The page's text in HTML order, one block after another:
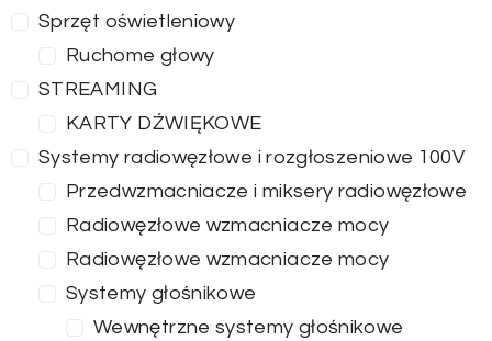
Sprzęt oświetleniowy
Ruchome głowy
STREAMING
KARTY DŹWIĘKOWE
Systemy radiowęzłowe i rozgłoszeniowe 100V
Przedwzmacniacze i miksery radiowęzłowe
Radiowęzłowe wzmacniacze mocy
Radiowęzłowe wzmacniacze mocy
Systemy głośnikowe
Wewnętrzne systemy głośnikowe